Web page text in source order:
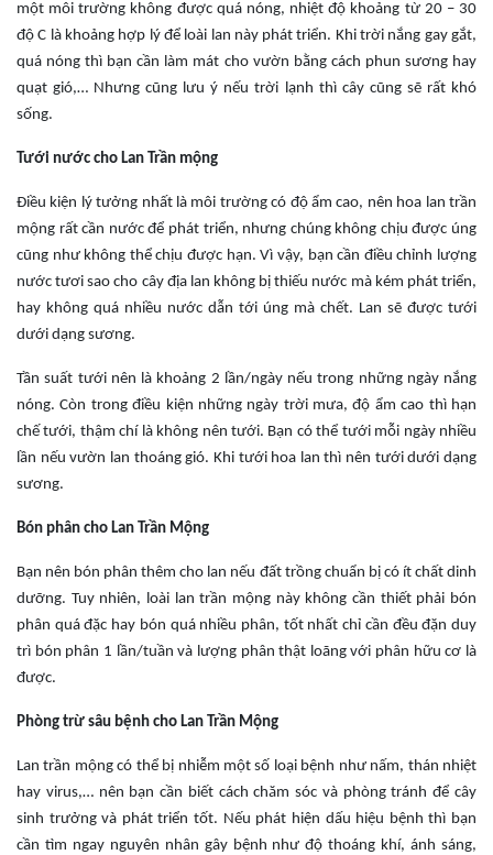
một môi trường không được quá nóng, nhiệt độ khoảng từ 20 – 30
độ C là khoảng hợp lý để loài lan này phát triển. Khi trời nắng gay gắt,
quá nóng thì bạn cần làm mát cho vườn bằng cách phun sương hay
quạt gió,… Nhưng cũng lưu ý nếu trời lạnh thì cây cũng sẽ rất khó
sống.
Tưới nước cho Lan Trần mộng
Điều kiện lý tưởng nhất là môi trường có độ ẩm cao, nên hoa lan trần
mộng rất cần nước để phát triển, nhưng chúng không chịu được úng
cũng như không thể chịu được hạn. Vì vậy, bạn cần điều chỉnh lượng
nước tươi sao cho cây địa lan không bị thiếu nước mà kém phát triển,
hay không quá nhiều nước dẫn tới úng mà chết. Lan sẽ được tưới
dưới dạng sương.
Tần suất tưới nên là khoảng 2 lần/ngày nếu trong những ngày nắng
nóng. Còn trong điều kiện những ngày trời mưa, độ ẩm cao thì hạn
chế tưới, thậm chí là không nên tưới. Bạn có thể tưới mỗi ngày nhiều
lần nếu vườn lan thoáng gió. Khi tưới hoa lan thì nên tưới dưới dạng
sương.
Bón phân cho Lan Trần Mộng
Bạn nên bón phân thêm cho lan nếu đất trồng chuẩn bị có ít chất dinh
dưỡng. Tuy nhiên, loài lan trần mộng này không cần thiết phải bón
phân quá đặc hay bón quá nhiều phân, tốt nhất chỉ cần đều đặn duy
trì bón phân 1 lần/tuần và lượng phân thật loãng với phân hữu cơ là
được.
Phòng trừ sâu bệnh cho Lan Trần Mộng
Lan trần mộng có thể bị nhiễm một số loại bệnh như nấm, thán nhiệt
hay virus,… nên bạn cần biết cách chăm sóc và phòng tránh để cây
sinh trưởng và phát triển tốt. Nếu phát hiện dấu hiệu bệnh thì bạn
cần tìm ngay nguyên nhân gây bệnh như độ thoáng khí, ánh sáng,